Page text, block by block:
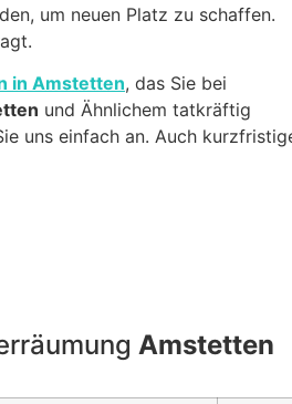
um neuen Platz zu schaffen.
in Amstetten, das Sie bei
und Ähnlichem tatkräftig
uns einfach an. Auch
Amstetten